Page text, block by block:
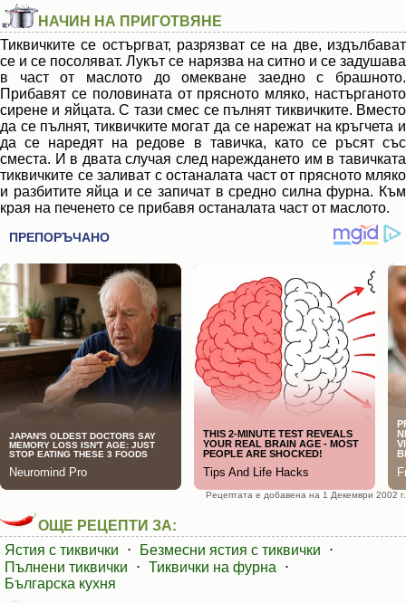
НАЧИН НА ПРИГОТВЯНЕ
Тиквичките се остъргват, разрязват се на две, издълбават
се и се посоляват. Лукът се нарязва на ситно и се задушава
в част от маслото до омекване заедно с брашното.
Прибавят се половината от прясното мляко, настърганото
сирене и яйцата. С тази смес се пълнят тиквичките. Вместо
да се пълнят, тиквичките могат да се нарежат на кръгчета и
да се наредят на редове в тавичка, като се ръсят със
сместа. И в двата случая след нареждането им в тавичката
тиквичките се заливат с останалата част от прясното мляко
и разбитите яйца и се запичат в средно силна фурна. Към
края на печенето се прибавя останалата част от маслото.
Рецептата е добавена на 1 Декември 2002 г.
ОЩЕ РЕЦЕПТИ ЗА:
Ястия с тиквички
⋅ Безмесни ястия с тиквички
⋅
Пълнени тиквички
⋅ Тиквички на фурна
⋅
Българска кухня